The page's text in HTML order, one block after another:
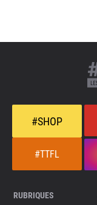
#SHOP
#TTFL
RUBRIQUES